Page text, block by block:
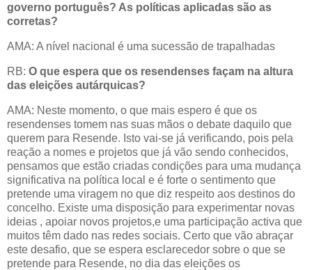
governo português? As políticas aplicadas são as
corretas?
AMA: A nível nacional é uma sucessão de trapalhadas
RB: O que espera que os resendenses façam na altura
das eleições autárquicas?
AMA: Neste momento, o que mais espero é que os
resendenses tomem nas suas mãos o debate daquilo que
querem para Resende. Isto vai-se já verificando, pois pela
reação a nomes e projetos que já vão sendo conhecidos,
pensamos que estão criadas condições para uma mudança
significativa na política local e é forte o sentimento que
pretende uma viragem no que diz respeito aos destinos do
concelho. Existe uma disposição para experimentar novas
ideias , apoiar novos projetos,e uma participação activa que
muitos têm dado nas redes sociais. Certo que vão abraçar
este desafio, que se espera esclarecedor sobre o que se
pretende para Resende, no dia das eleições os